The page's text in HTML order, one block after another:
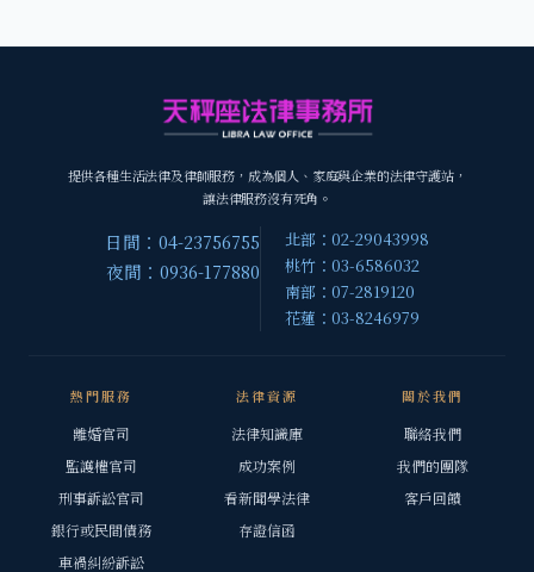
提供各種生活法律及律師服務，成為個人、家庭與企業的法律守護站，
讓法律服務沒有死角。
日間：04-23756755
夜間：0936-177880
北部：02-29043998
桃竹：03-6586032
南部：07-2819120
花蓮：03-8246979
熱門服務
離婚官司
監護權官司
刑事訴訟官司
銀行或民間債務
車禍糾紛訴訟
法律資源
法律知識庫
成功案例
看新聞學法律
存證信函
關於我們
聯絡我們
我們的團隊
客戶回饋